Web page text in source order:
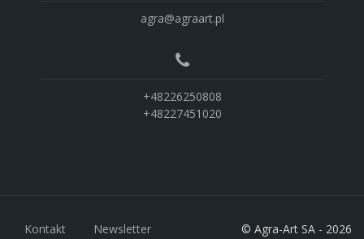
agra@agraart.pl
+48226250808
+48227451020
Kontakt
Newsletter
© Agra-Art SA - 2026